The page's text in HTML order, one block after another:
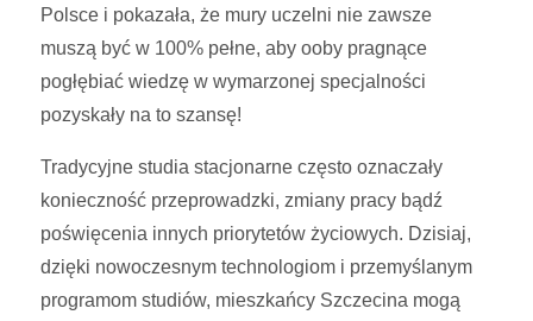
Polsce i pokazała, że mury uczelni nie zawsze
muszą być w 100% pełne, aby ooby pragnące
pogłębiać wiedzę w wymarzonej specjalności
pozyskały na to szansę!
Tradycyjne studia stacjonarne często oznaczały
konieczność przeprowadzki, zmiany pracy bądź
poświęcenia innych priorytetów życiowych. Dzisiaj,
dzięki nowoczesnym technologiom i przemyślanym
programom studiów, mieszkańcy Szczecina mogą